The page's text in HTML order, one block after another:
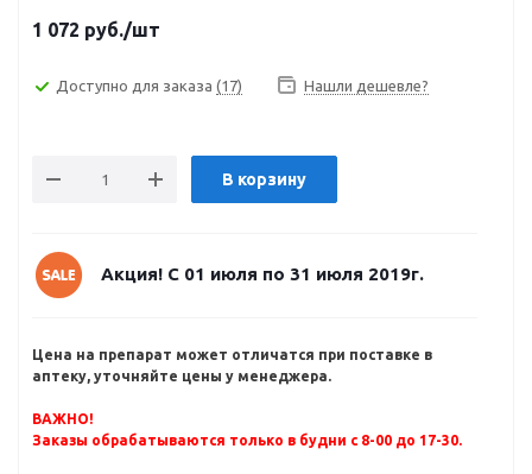
1 072 руб./шт
Доступно для заказа (17) Нашли дешевле?
В корзину
Акция! С 01 июля по 31 июля 2019г.
Цена на препарат может отличатся при поставке в
аптеку, уточняйте цены у менеджера.
ВАЖНО!
Заказы обрабатываются только в будни с 8-00 до 17-30.